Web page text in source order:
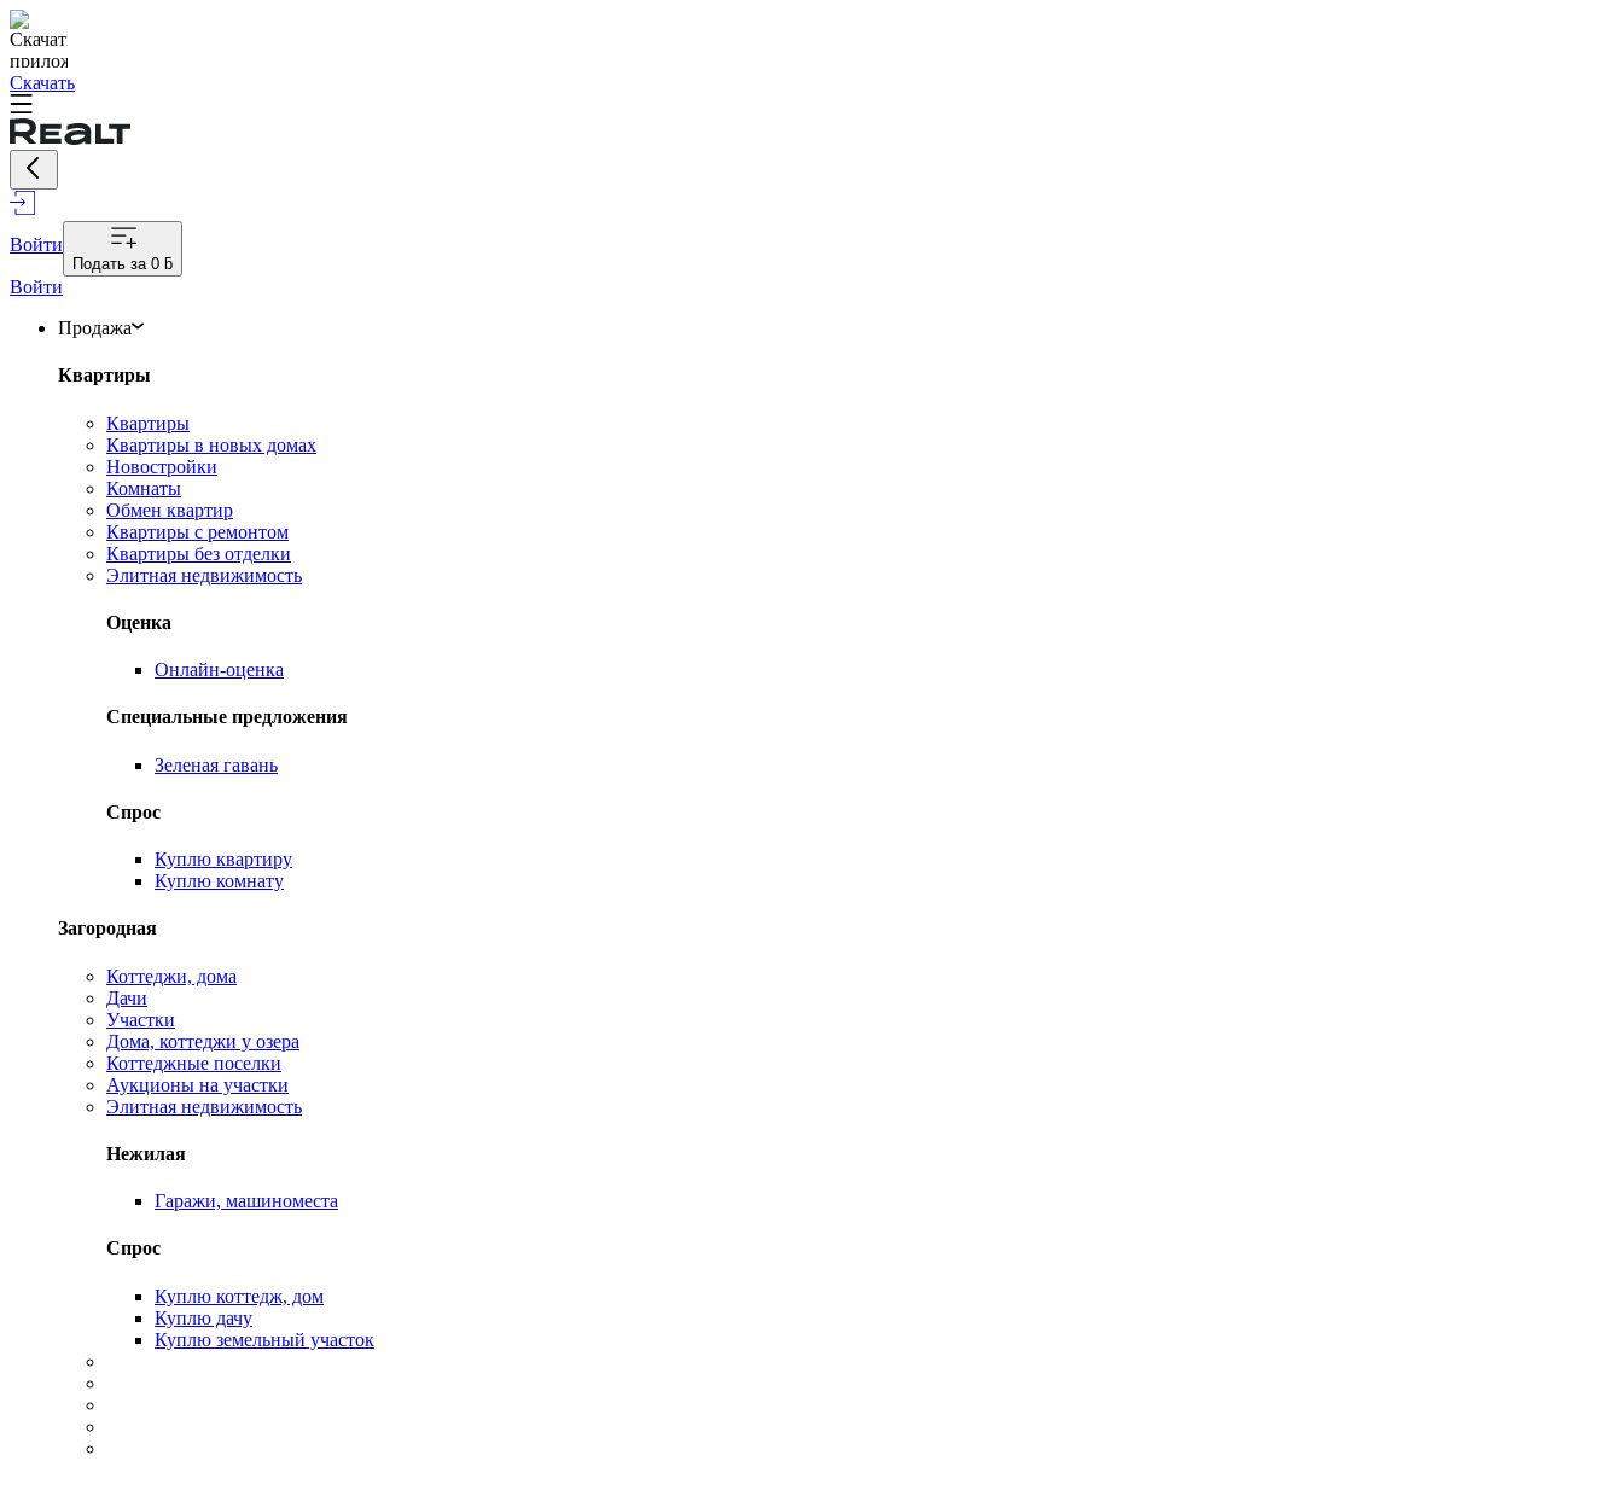
Скачать
Войти
Подать за 0 ƃ
Войти
Продажа
Квартиры
Квартиры
Квартиры в новых домах
Новостройки
Комнаты
Обмен квартир
Квартиры с ремонтом
Квартиры без отделки
Элитная недвижимость
Оценка
Онлайн-оценка
Специальные предложения
Зеленая гавань
Спрос
Куплю квартиру
Куплю комнату
Загородная
Коттеджи, дома
Дачи
Участки
Дома, коттеджи у озера
Коттеджные поселки
Аукционы на участки
Элитная недвижимость
Нежилая
Гаражи, машиноместа
Спрос
Куплю коттедж, дом
Куплю дачу
Куплю земельный участок